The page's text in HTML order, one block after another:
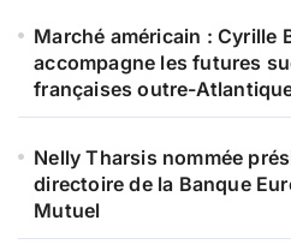
Marché américain : Cyrille
accompagne les futures
françaises outre-
Nelly Tharsis nommée
directoire de la Banque
Mutuel